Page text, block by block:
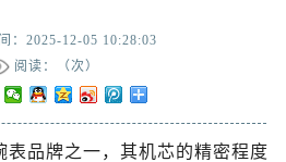
：2025-12-05 10:28:03
阅读：（次）
表品牌之一，其机芯的精密程度